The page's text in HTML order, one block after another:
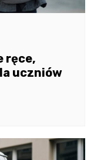
ręce,
uczniów